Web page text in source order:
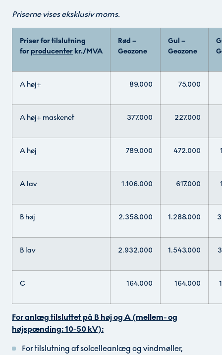
Priserne vises eksklusiv moms.
Priser for tilslutning
for producenter kr./MVA
Rød –
Geozone
Gul –
Geozone
A høj+ 89.000 75.000
A høj+ maskenet 377.000 227.000
A høj 789.000 472.000
A lav 1.106.000 617.000
B høj 2.358.000 1.288.000
B lav 2.932.000 1.543.000
C 164.000 164.000
For anlæg tilsluttet på B høj og A (mellem- og
højspænding: 10-50 kV):
For tilslutning af solcelleanlæg og vindmøller,